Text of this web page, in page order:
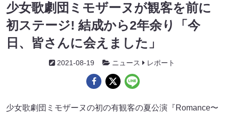
少女歌劇団ミモザーヌが観客を前に
初ステージ! 結成から2年余り「今
日、皆さんに会えました」
2021-08-19 ニュース レポート
少女歌劇団ミモザーヌの初の有観客の夏公演『Romance〜